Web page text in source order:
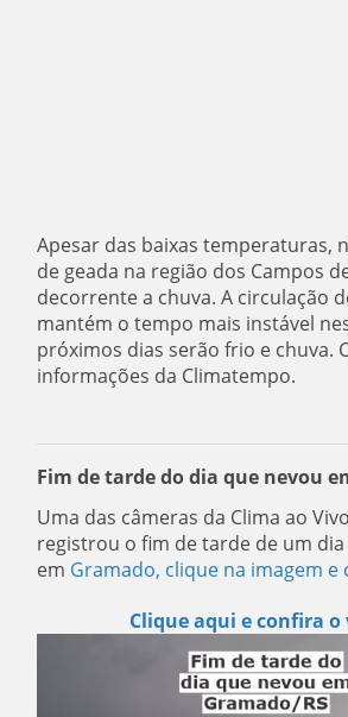
Apesar das baixas temperaturas,
de geada na região dos Campos
decorrente a chuva. A circulação
mantém o tempo mais instável
próximos dias serão frio e chuva.
informações da Climatempo.
Fim de tarde do dia que nevou
Uma das câmeras da Clima ao
registrou o fim de tarde de um
em Gramado, clique na imagem e
Clique aqui e confira o